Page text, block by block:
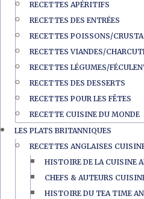
RECETTES APÉRITIFS
RECETTES DES ENTRÉES
RECETTES POISSONS/
RECETTES VIANDES/
RECETTES LÉGUMES/
RECETTES DES DESSERTS
RECETTES POUR LES FÊTES
RECETTE CUISINE DU MONDE
LES PLATS BRITANNIQUES
RECETTES ANGLAISES
HISTOIRE DE LA CUISINE
CHEFS & AUTEURS
HISTOIRE DU TEA TIME